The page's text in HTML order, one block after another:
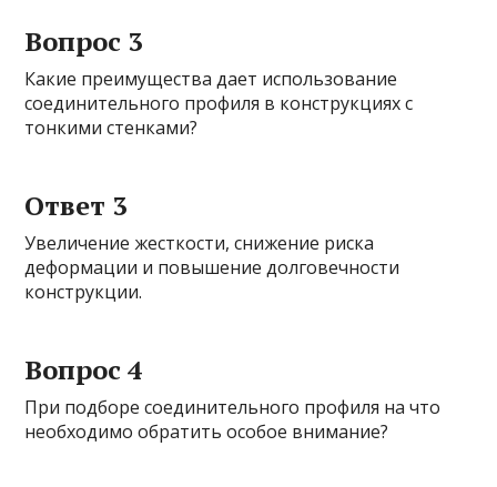
Вопрос 3
Какие преимущества дает использование
соединительного профиля в конструкциях с
тонкими стенками?
Ответ 3
Увеличение жесткости, снижение риска
деформации и повышение долговечности
конструкции.
Вопрос 4
При подборе соединительного профиля на что
необходимо обратить особое внимание?